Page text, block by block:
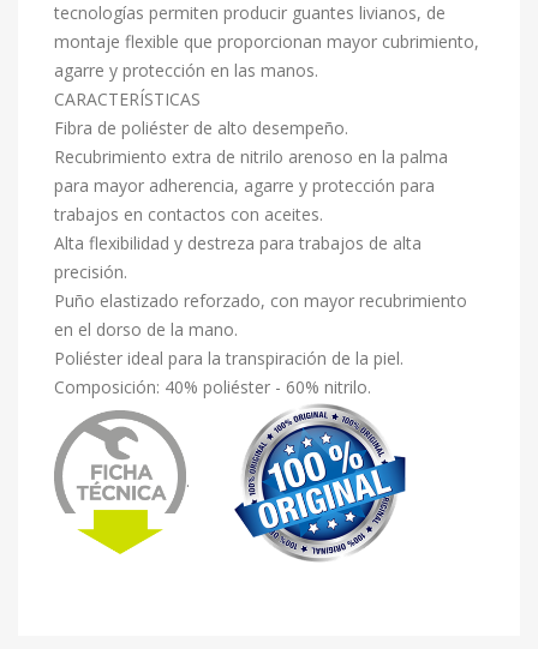
tecnologías permiten producir guantes livianos, de
montaje flexible que proporcionan mayor cubrimiento,
agarre y protección en las manos.
CARACTERÍSTICAS
Fibra de poliéster de alto desempeño.
Recubrimiento extra de nitrilo arenoso en la palma
para mayor adherencia, agarre y protección para
trabajos en contactos con aceites.
Alta flexibilidad y destreza para trabajos de alta
precisión.
Puño elastizado reforzado, con mayor recubrimiento
en el dorso de la mano.
Poliéster ideal para la transpiración de la piel.
Composición: 40% poliéster - 60% nitrilo.
.